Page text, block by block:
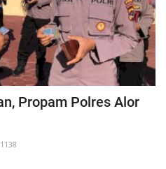
Propam Polres Alor
1138